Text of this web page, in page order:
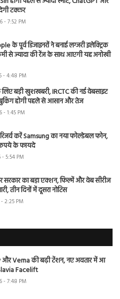
टक्कर
- 7:52 PM
के पूर्व डिजाइनरों ने बनाई लग्जरी इलेक्ट्रिक
से ज्यादा की रेंज के साथ आएगी यह अनोखी
- 4:48 PM
लिए बड़ी खुशखबरी, IRCTC की नई वेबसाइट
होगी पहले से आसान और तेज
- 1:45 PM
करें Samsung का नया फोल्डेबल फोन,
के फायदे
5:54 PM
सरकार का बड़ा एक्शन, फिल्में और वेब सीरीज
तीन दिनों में दूसरा नोटिस
2:25 PM
Verna की बढ़ी टेंशन, नए अवतार में आ
Facelift
- 7:48 PM